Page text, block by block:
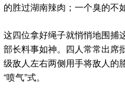
的胜过湖南辣肉；一个臭的不
这四位拿好绳子就悄悄地围捕
部长料事如神。四人常常出席
级敌人左右两侧用手将敌人的
“喷气”式。